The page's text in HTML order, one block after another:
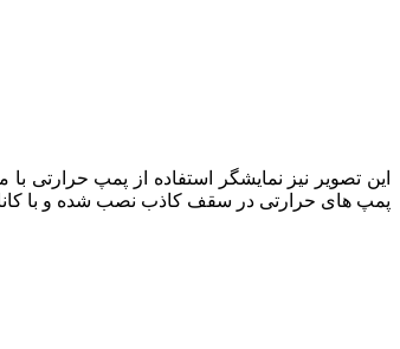
این تصویر نیز نمایشگر استفاده از پمپ حرارتی
پمپ های حرارتی در سقف کاذب نصب شده و با